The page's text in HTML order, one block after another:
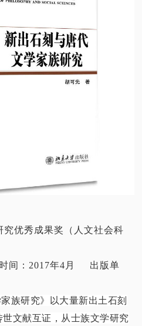
优秀成果奖（人文社会科
：2017年4月 出版单
族研究》以大量新出土石刻
文献互证，从士族文学研究